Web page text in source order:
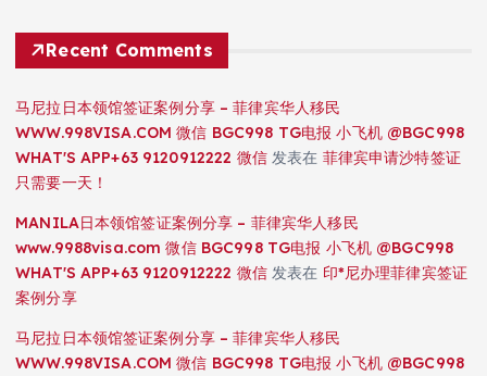
Recent Comments
马尼拉日本领馆签证案例分享 – 菲律宾华人移民
WWW.998VISA.COM 微信 BGC998 TG电报 小飞机 @BGC998
WHAT'S APP+63 9120912222 微信发表在 菲律宾申请沙特签证
只需要一天！
MANILA日本领馆签证案例分享 – 菲律宾华人移民
www.9988visa.com 微信 BGC998 TG电报 小飞机 @BGC998
WHAT'S APP+63 9120912222 微信发表在 印*尼办理菲律宾签证
案例分享
马尼拉日本领馆签证案例分享 – 菲律宾华人移民
WWW.998VISA.COM 微信 BGC998 TG电报 小飞机 @BGC998